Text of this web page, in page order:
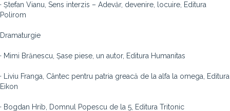
· Ștefan Vianu, Sens interzis – Adevăr, devenire, locuire, Editura
Polirom
Dramaturgie
· Mimi Brănescu, Șase piese, un autor, Editura Humanitas
· Liviu Franga, Cântec pentru patria greacă de la alfa la omega, Editura
Eikon
· Bogdan Hrib, Domnul Popescu de la 5, Editura Tritonic